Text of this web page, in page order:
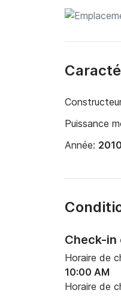
Puissance
Année: 2010
Check-
Horaire de
10:00 AM
Horaire de